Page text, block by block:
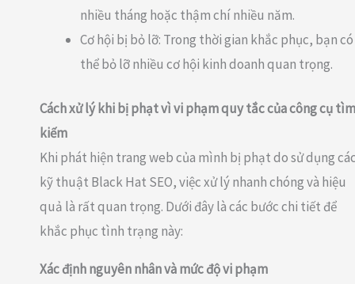
nhiều tháng hoặc thậm chí nhiều năm.
Cơ hội bị bỏ lỡ: Trong thời gian khắc phục, bạn có
thể bỏ lỡ nhiều cơ hội kinh doanh quan trọng.
Cách xử lý khi bị phạt vì vi phạm quy tắc của công cụ tìm
kiếm
Khi phát hiện trang web của mình bị phạt do sử dụng
kỹ thuật Black Hat SEO, việc xử lý nhanh chóng và hiệu
quả là rất quan trọng. Dưới đây là các bước chi tiết để
khắc phục tình trạng này:
Xác định nguyên nhân và mức độ vi phạm